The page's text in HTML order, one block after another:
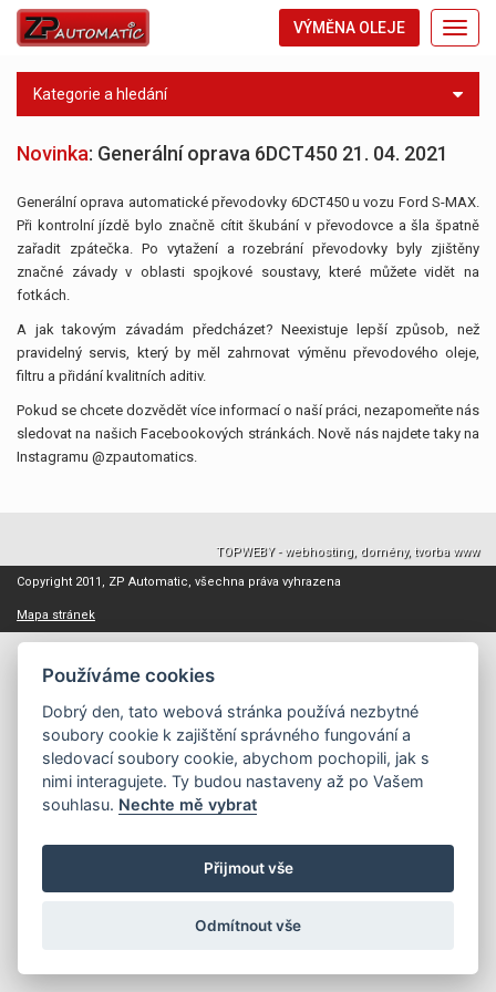
VÝMĚNA OLEJE
Kategorie a hledání
Novinka: Generální oprava 6DCT450 21. 04. 2021
Generální oprava automatické převodovky 6DCT450 u vozu Ford S-MAX.
Při kontrolní jízdě bylo značně cítit škubání v převodovce a šla špatně
zařadit zpátečka. Po vytažení a rozebrání převodovky byly zjištěny
značné závady v oblasti spojkové soustavy, které můžete vidět na
fotkách.
A jak takovým závadám předcházet? Neexistuje lepší způsob, než
pravidelný servis, který by měl zahrnovat výměnu převodového oleje,
filtru a přidání kvalitních aditiv.
Pokud se chcete dozvědět více informací o naší práci, nezapomeňte nás
sledovat na našich Facebookových stránkách. Nově nás najdete taky na
Instagramu @zpautomatics.
Copyright 2011, ZP Automatic, všechna práva vyhrazena
Mapa stránek
TOPWEBY - webhosting, domény, tvorba www
Používáme cookies
Dobrý den, tato webová stránka používá nezbytné
soubory cookie k zajištění správného fungování a
sledovací soubory cookie, abychom pochopili, jak s
nimi interagujete. Ty budou nastaveny až po Vašem
souhlasu. Nechte mě vybrat
Přijmout vše
Odmítnout vše